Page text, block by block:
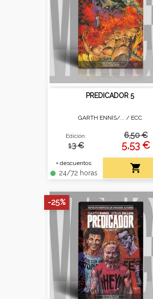
PREDICADOR 5
GARTH ENNIS/... / ECC
Edición:
13 €
+ descuentos
fiber_manual_record 24/72 horas
6,50 €
5,53 €

-25%